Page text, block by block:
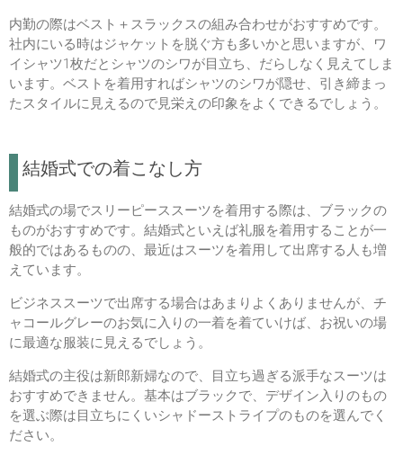
内勤の際はベスト＋スラックスの組み合わせがおすすめです。
社内にいる時はジャケットを脱ぐ方も多いかと思いますが、ワ
イシャツ1枚だとシャツのシワが目立ち、だらしなく見えてしま
います。ベストを着用すればシャツのシワが隠せ、引き締まっ
たスタイルに見えるので見栄えの印象をよくできるでしょう。
結婚式での着こなし方
結婚式の場でスリーピーススーツを着用する際は、ブラックの
ものがおすすめです。結婚式といえば礼服を着用することが一
般的ではあるものの、最近はスーツを着用して出席する人も増
えています。
ビジネススーツで出席する場合はあまりよくありませんが、チ
ャコールグレーのお気に入りの一着を着ていけば、お祝いの場
に最適な服装に見えるでしょう。
結婚式の主役は新郎新婦なので、目立ち過ぎる派手なスーツは
おすすめできません。基本はブラックで、デザイン入りのもの
を選ぶ際は目立ちにくいシャドーストライプのものを選んでく
ださい。